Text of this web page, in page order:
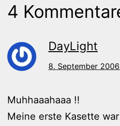
4
DayLight
8. September
Muhhaaahaaa !!
Meine erste Kasette